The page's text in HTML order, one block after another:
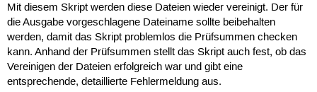
Mit diesem Skript werden diese Dateien wieder vereinigt. Der für
die Ausgabe vorgeschlagene Dateiname sollte beibehalten
werden, damit das Skript problemlos die Prüfsummen checken
kann. Anhand der Prüfsummen stellt das Skript auch fest, ob das
Vereinigen der Dateien erfolgreich war und gibt eine
entsprechende, detaillierte Fehlermeldung aus.